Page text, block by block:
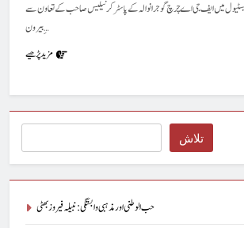
فیسٹیول میں ایف جی اے چرچ گوجرانوالہ کے پاسٹر کرنیلیس صاحب کے تعاون سے
بیرون ِ…
مزید پڑھیے
تلاش
حب الوطنی اور مذہبی وابستگی : نبیلہ فیروز بھٹی